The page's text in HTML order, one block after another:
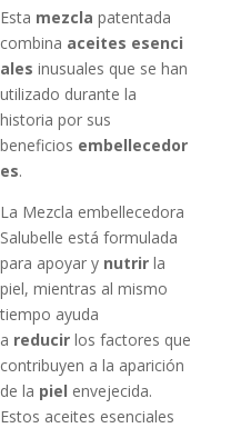
Esta mezcla patentada
combina aceites esenci
ales inusuales que se han
utilizado durante la
historia por sus
beneficios embellecedor
es.
La Mezcla embellecedora
Salubelle está formulada
para apoyar y nutrir la
piel, mientras al mismo
tiempo ayuda
a reducir los factores que
contribuyen a la aparición
de la piel envejecida.
Estos aceites esenciales